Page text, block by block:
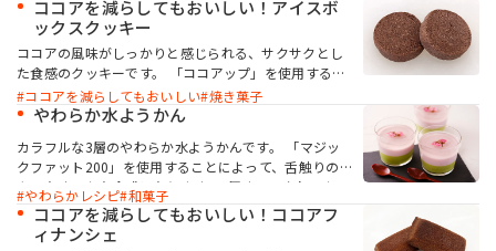
ルスポンジが作れます。「ケークトロン」を加えるこ
とで、生地の安定性と起泡性が向上し、ボリューム感
のある仕上がりになります。
ココアを減らしてもおいしい！アイスボ
ックスクッキー
ココアの風味がしっかりと感じられる、サクサクとし
た食感のクッキーです。 「ココアップ」を使用するこ
とで、ココアのビター感やナッティー感が引き立ち、
より深みのある風味が楽しめます。
ココアを減らしてもおいしい 焼き菓子
やわらか水ようかん
カラフルな3層のやわらか水ようかんです。 「マジッ
クファット200」を使用することによって、舌触りの
よいなめらかな食感になります。3層すべてやわらかい
食感でありながら、まとまりのある食感になっていま
す。目で見ても、食べても楽しい、どの年代の方にも
喜んでいただける一品です。
やわらかレシピ 和菓子
ココアを減らしてもおいしい！ココアフ
ィナンシェ